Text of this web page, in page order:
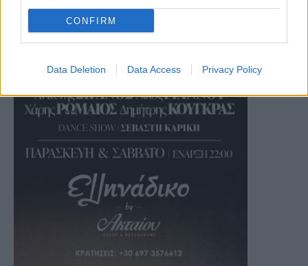
CONFIRM
Data Deletion Data Access Privacy Policy